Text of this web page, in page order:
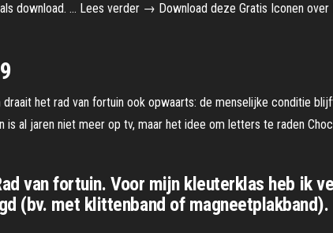
download. … Lees verder → Download deze Gratis Iconen over
het rad van fortuin ook opwaarts: de menselijke conditie
al jaren niet meer op tv, maar het idee om letters te raden
van fortuin. Voor mijn kleuterklas heb ik
(bv. met klittenband of